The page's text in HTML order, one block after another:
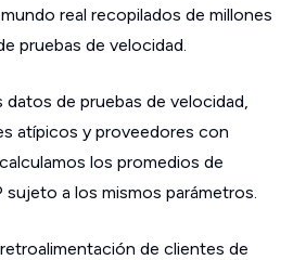
real recopilados de millones
pruebas de velocidad.
datos de pruebas de velocidad,
atípicos y proveedores con
los promedios de
sujeto a los mismos parámetros.
de clientes de